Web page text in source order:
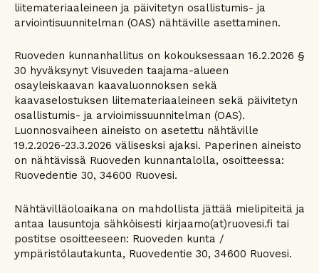
liitemateriaaleineen ja päivitetyn osallistumis- ja
arviointisuunnitelman (OAS) nähtäville asettaminen.
Ruoveden kunnanhallitus on kokouksessaan 16.2.2026 §
30 hyväksynyt Visuveden taajama-alueen
osayleiskaavan kaavaluonnoksen sekä
kaavaselostuksen liitemateriaaleineen sekä päivitetyn
osallistumis- ja arvioimissuunnitelman (OAS).
Luonnosvaiheen aineisto on asetettu nähtäville
19.2.2026-23.3.2026 välisesksi ajaksi. Paperinen aineisto
on nähtävissä Ruoveden kunnantalolla, osoitteessa:
Ruovedentie 30, 34600 Ruovesi.
Nähtävilläoloaikana on mahdollista jättää mielipiteitä ja
antaa lausuntoja sähköisesti kirjaamo(at)ruovesi.fi tai
postitse osoitteeseen: Ruoveden kunta /
ympäristölautakunta, Ruovedentie 30, 34600 Ruovesi.